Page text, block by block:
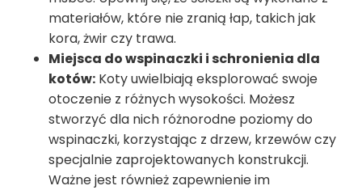
materiałów, które nie zranią łap, takich jak
kora, żwir czy trawa.
Miejsca do wspinaczki i schronienia dla
kotów: Koty uwielbiają eksplorować swoje
otoczenie z różnych wysokości. Możesz
stworzyć dla nich różnorodne poziomy do
wspinaczki, korzystając z drzew, krzewów czy
specjalnie zaprojektowanych konstrukcji.
Ważne jest również zapewnienie im